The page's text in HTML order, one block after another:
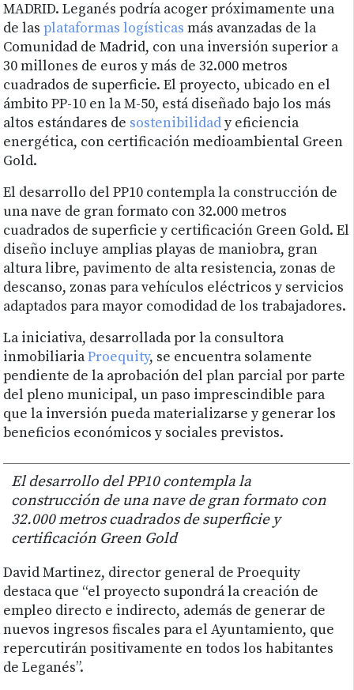
MADRID. Leganés podría acoger próximamente una
de lasplataformas logísticas más avanzadas de la
Comunidad de Madrid, con una inversión superior a
30 millones de euros y más de 32.000 metros
cuadrados de superficie. El proyecto, ubicado en el
ámbito PP-10 en la M-50, está diseñado bajo los más
altos estándares de sostenibilidady eficiencia
energética, con certificación medioambiental Green
Gold.
El desarrollo del PP10 contempla la construcción de
una nave de gran formato con 32.000 metros
cuadrados de superficie y certificación Green Gold. El
diseño incluye amplias playas de maniobra, gran
altura libre, pavimento de alta resistencia, zonas de
descanso, zonas para vehículos eléctricos y servicios
adaptados para mayor comodidad de los trabajadores.
La iniciativa, desarrollada por la consultora
inmobiliariaProequity, se encuentra solamente
pendiente de la aprobación del plan parcial por parte
del pleno municipal, un paso imprescindible para
que la inversión pueda materializarse y generar los
beneficios económicos y sociales previstos.
El desarrollo del PP10 contempla la
construcción de una nave de gran formato con
32.000 metros cuadrados de superficie y
certificación Green Gold
David Martinez, director general de Proequity
destaca que “el proyecto supondrá la creación de
empleo directo e indirecto, además de generar de
nuevos ingresos fiscales para el Ayuntamiento, que
repercutirán positivamente en todos los habitantes
de Leganés”.